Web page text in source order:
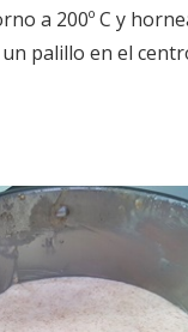
a 200º C y
palillo en el